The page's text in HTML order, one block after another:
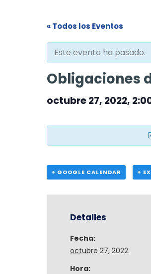
« Todos los Eventos
Este evento ha pasado.
Obligaciones
octubre 27, 2022,
+ GOOGLE CALENDAR +
Detalles
Fecha:
octubre 27, 2022
Hora: